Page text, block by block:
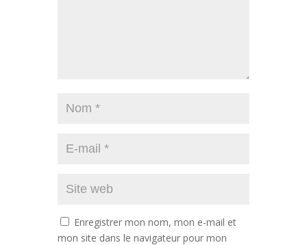
Enregistrer mon nom, mon e-mail et
mon site dans le navigateur pour mon